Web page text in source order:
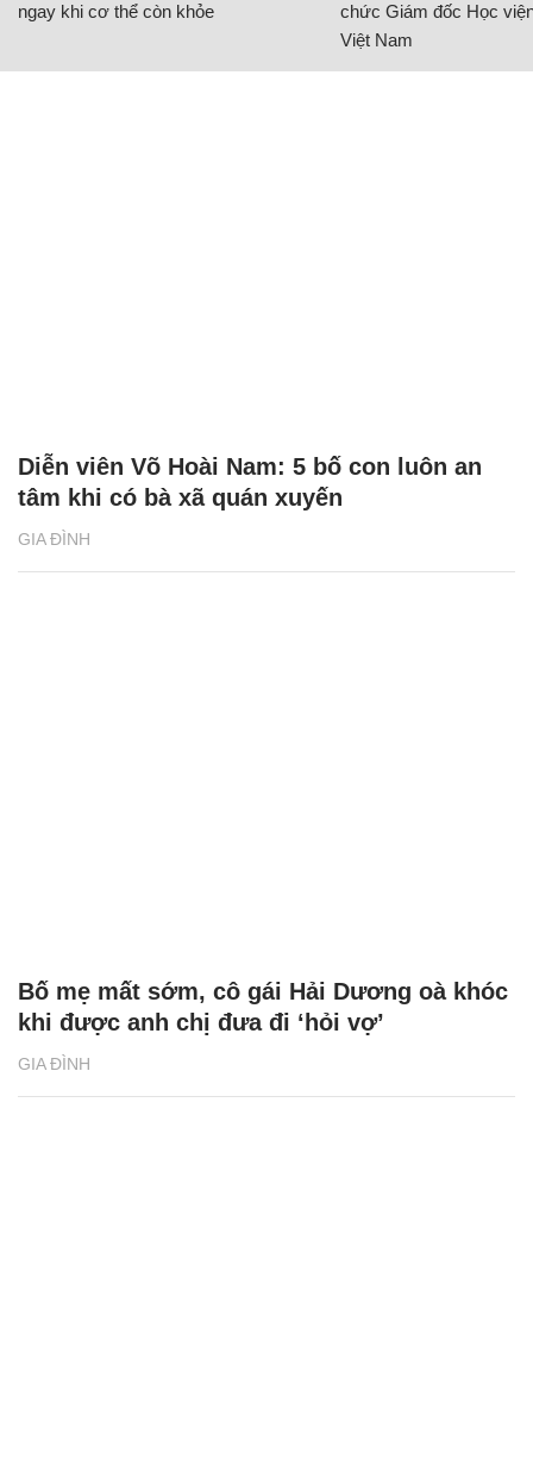
ngay khi cơ thể còn khỏe
chức Giám đốc Học
Việt Nam
GIA ĐÌNH
Diễn viên Võ Hoài Nam: 5 bố con luôn an
tâm khi có bà xã quán xuyến
GIA ĐÌNH
Bố mẹ mất sớm, cô gái Hải Dương oà khóc
khi được anh chị đưa đi ‘hỏi vợ’